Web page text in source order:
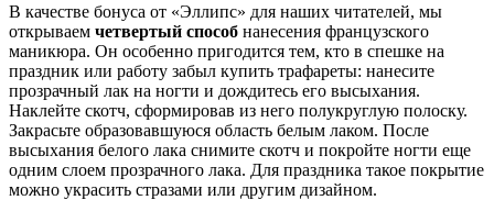
В качестве бонуса от «Эллипс» для наших читателей, мы
открываем четвертый способ нанесения французского
маникюра. Он особенно пригодится тем, кто в спешке на
праздник или работу забыл купить трафареты: нанесите
прозрачный лак на ногти и дождитесь его высыхания.
Наклейте скотч, сформировав из него полукруглую полоску.
Закрасьте образовавшуюся область белым лаком. После
высыхания белого лака снимите скотч и покройте ногти еще
одним слоем прозрачного лака. Для праздника такое покрытие
можно украсить стразами или другим дизайном.